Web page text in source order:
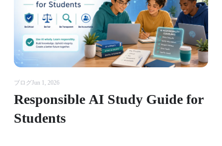
ブログJun 1, 2026
Responsible AI Study Guide for
Students